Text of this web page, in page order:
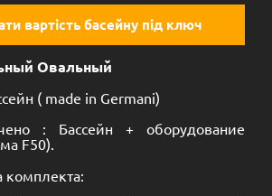
вартість басейну під ключ
Овальный
( made in Germani)
: Бассейн + оборудование
F50).
комплекта: